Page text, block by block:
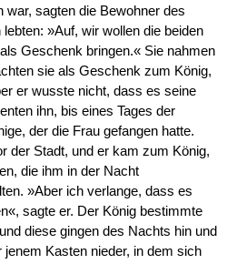
war, sagten die Bewohner des
»Auf, wir wollen die beiden
Geschenk bringen.« Sie nahmen
sie als Geschenk zum König,
er wusste nicht, dass es seine
ihn, bis eines Tages der
der die Frau gefangen hatte.
der Stadt, und er kam zum König,
die ihm in der Nacht
»Aber ich verlange, dass es
sagte er. Der König bestimmte
diese gingen des Nachts hin und
Kasten nieder, in dem sich